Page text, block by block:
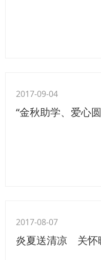
2017-09-04
“金秋助学、爱心圆梦
2017-08-07
炎夏送清凉 关怀